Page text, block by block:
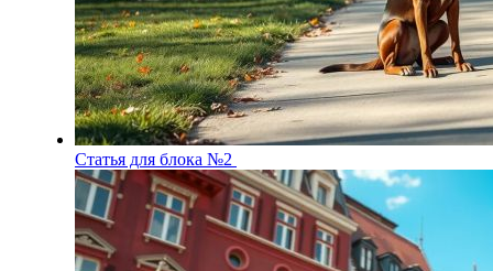
Статья для блока №2